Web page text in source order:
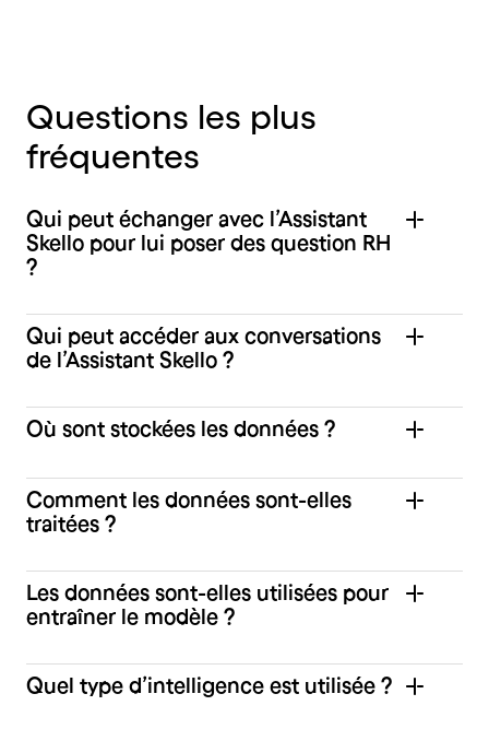
Questions les plus
fréquentes
Qui peut échanger avec l’Assistant
Skello pour lui poser des question RH
?
Qui peut accéder aux conversations
de l’Assistant Skello ?
Où sont stockées les données ?
Comment les données sont-elles
traitées ?
Les données sont-elles utilisées pour
entraîner le modèle ?
Quel type d’intelligence est utilisée ?